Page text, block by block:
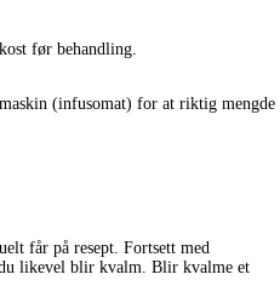
før behandling.
(infusomat) for at riktig mengde
får på resept. Fortsett med
du likevel blir kvalm. Blir kvalme et